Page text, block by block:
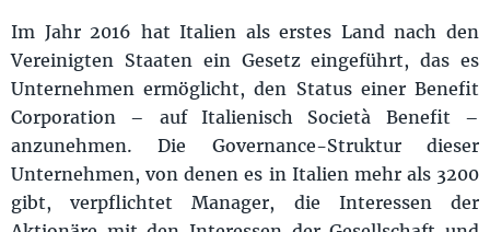
Im Jahr 2016 hat Italien als erstes Land nach den
Vereinigten Staaten ein Gesetz eingeführt, das es
Unternehmen ermöglicht, den Status einer Benefit
Corporation – auf Italienisch Società Benefit –
anzunehmen. Die Governance-Struktur dieser
Unternehmen, von denen es in Italien mehr als 3200
gibt, verpflichtet Manager, die Interessen der